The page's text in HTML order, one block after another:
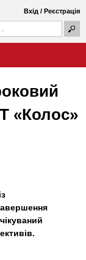
Вхід / Реєстрація
«Колос»